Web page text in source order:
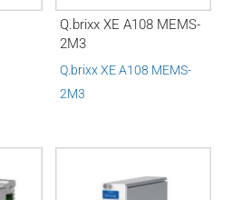
Q.brixx XE A108 MEMS-
2M3
Q.brixx XE A108 MEMS-
2M3